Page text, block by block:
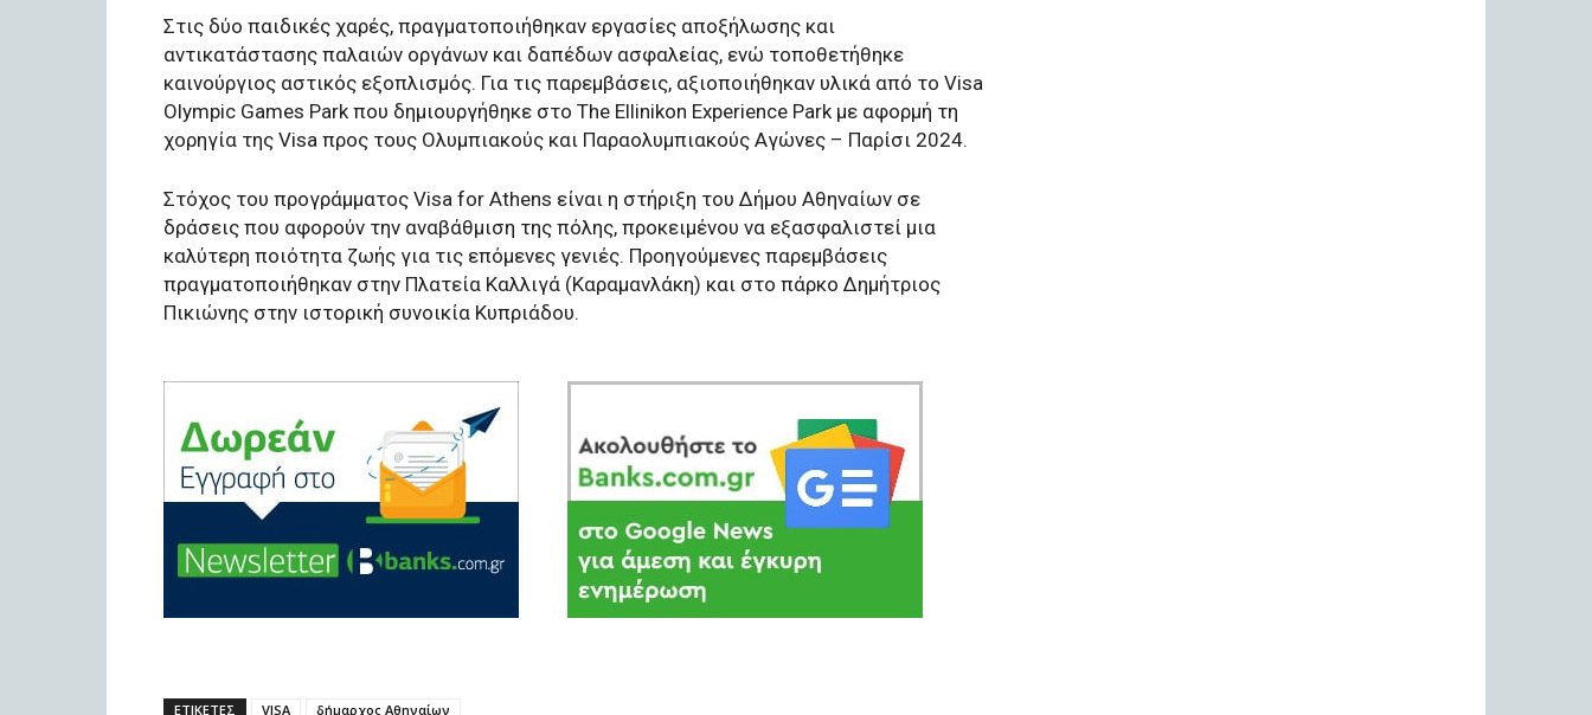
Στις δύο παιδικές χαρές, πραγματοποιήθηκαν εργασίες αποξήλωσης και
αντικατάστασης παλαιών οργάνων και δαπέδων ασφαλείας, ενώ τοποθετήθηκε
καινούργιος αστικός εξοπλισμός. Για τις παρεμβάσεις, αξιοποιήθηκαν υλικά από το Visa
Olympic Games Park που δημιουργήθηκε στο The Ellinikon Experience Park με αφορμή τη
χορηγία της Visa προς τους Ολυμπιακούς και Παραολυμπιακούς Αγώνες – Παρίσι 2024.
Στόχος του προγράμματος Visa for Athens είναι η στήριξη του Δήμου Αθηναίων σε
δράσεις που αφορούν την αναβάθμιση της πόλης, προκειμένου να εξασφαλιστεί μια
καλύτερη ποιότητα ζωής για τις επόμενες γενιές. Προηγούμενες παρεμβάσεις
πραγματοποιήθηκαν στην Πλατεία Καλλιγά (Καραμανλάκη) και στο πάρκο Δημήτριος
Πικιώνης στην ιστορική συνοικία Κυπριάδου.
ΕΤΙΚΕΤΕΣ VISA δήμαρχος Αθηναίων